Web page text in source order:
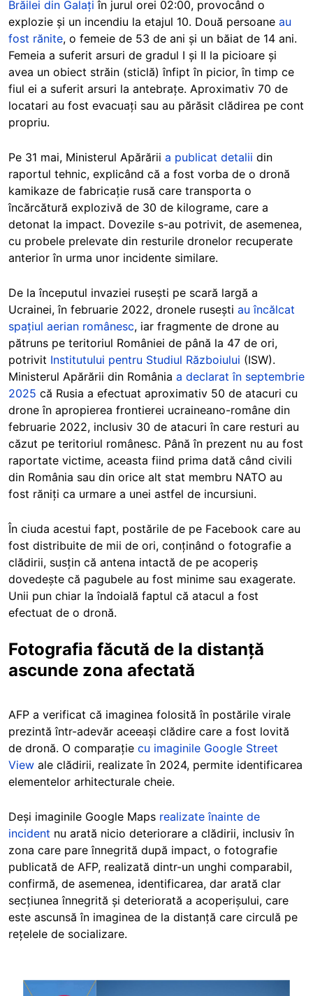
Brăilei din Galați în jurul orei 02:00, provocând o
explozie și un incendiu la etajul 10. Două persoane au
fost rănite, o femeie de 53 de ani și un băiat de 14 ani.
Femeia a suferit arsuri de gradul I și II la picioare și
avea un obiect străin (sticlă) înfipt în picior, în timp ce
fiul ei a suferit arsuri la antebrațe. Aproximativ 70 de
locatari au fost evacuați sau au părăsit clădirea pe cont
propriu.
Pe 31 mai, Ministerul Apărării a publicat detalii din
raportul tehnic, explicând că a fost vorba de o dronă
kamikaze de fabricație rusă care transporta o
încărcătură explozivă de 30 de kilograme, care a
detonat la impact. Dovezile s-au potrivit, de asemenea,
cu probele prelevate din resturile dronelor recuperate
anterior în urma unor incidente similare.
De la începutul invaziei rusești pe scară largă a
Ucrainei, în februarie 2022, dronele rusești au încălcat
spațiul aerian românesc, iar fragmente de drone au
pătruns pe teritoriul României de până la 47 de ori,
potrivit Institutului pentru Studiul Războiului (ISW).
Ministerul Apărării din România a declarat în septembrie
2025 că Rusia a efectuat aproximativ 50 de atacuri cu
drone în apropierea frontierei ucraineano-române din
februarie 2022, inclusiv 30 de atacuri în care resturi au
căzut pe teritoriul românesc. Până în prezent nu au fost
raportate victime, aceasta fiind prima dată când civili
din România sau din orice alt stat membru NATO au
fost răniți ca urmare a unei astfel de incursiuni.
În ciuda acestui fapt, postările de pe Facebook care au
fost distribuite de mii de ori, conținând o fotografie a
clădirii, susțin că antena intactă de pe acoperiș
dovedește că pagubele au fost minime sau exagerate.
Unii pun chiar la îndoială faptul că atacul a fost
efectuat de o dronă.
Fotografia făcută de la distanță
ascunde zona afectată
AFP a verificat că imaginea folosită în postările virale
prezintă într-adevăr aceeași clădire care a fost lovită
de dronă. O comparație cu imaginile Google Street
View ale clădirii, realizate în 2024, permite identificarea
elementelor arhitecturale cheie.
Deși imaginile Google Maps realizate înainte de
incident nu arată nicio deteriorare a clădirii, inclusiv în
zona care pare înnegrită după impact, o fotografie
publicată de AFP, realizată dintr-un unghi comparabil,
confirmă, de asemenea, identificarea, dar arată clar
secțiunea înnegrită și deteriorată a acoperișului, care
este ascunsă în imaginea de la distanță care circulă pe
rețelele de socializare.
Image